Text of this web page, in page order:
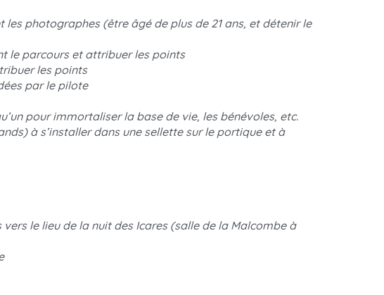
les photographes (être âgé de plus de 21 ans, et détenir le
le parcours et attribuer les points
les points
par le pilote
pour immortaliser la base de vie, les bénévoles, etc.
à s’installer dans une sellette sur le portique et à
le lieu de la nuit des Icares (salle de la Malcombe à